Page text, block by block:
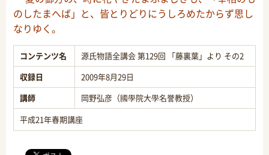
のしたまへば」と、皆とりどりにうしろめたからず思し
なりゆく。
コンテンツ名
源氏物語全講会 第129回 「藤裏葉」より その2
収録日
2009年8月29日
講師
岡野弘彦（國學院大學名誉教授）
平成21年春期講座